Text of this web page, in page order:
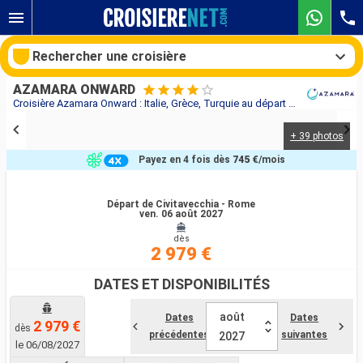
Croisière Azamara Onward : Italie, Grèce, Turquie au départ de Civitavecchia - Rome
AZAMARA ONWARD
+ 39 photos
Départ de Civitavecchia - Rome
ven. 06 août 2027
dès
2 979 €
Payez en 4 fois dès 745 €/mois
DATES ET DISPONIBILITÉS
dès 2 979 €
le 06/08/2027
Dates
précédentes
août
2027
Dates
suivantes
Rechercher une croisière
Compagnies
Rechercher